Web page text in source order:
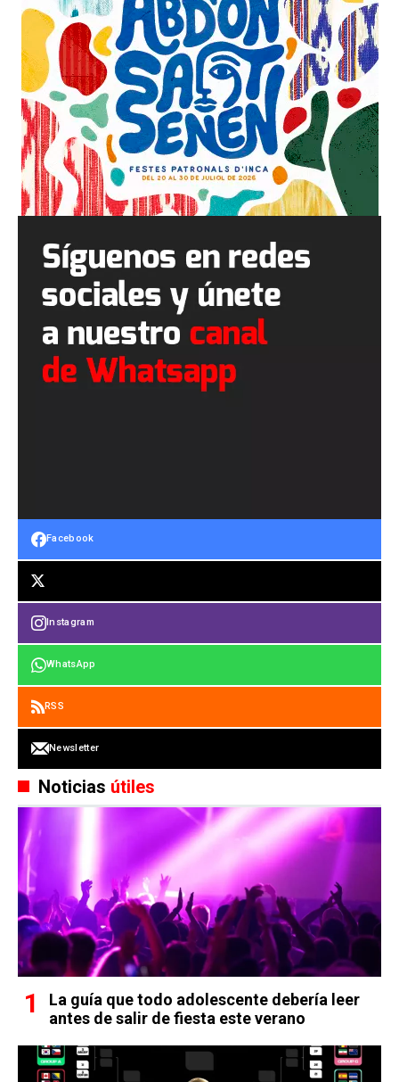
Facebook
Instagram
WhatsApp
RSS
Newsletter
Noticias útiles
La guía que todo adolescente debería leer
antes de salir de fiesta este verano